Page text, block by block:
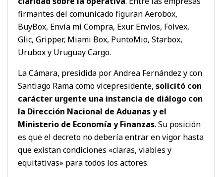
firmantes del comunicado figuran Aerobox,
BuyBox, Envía mi Compra, Exur Envíos, Folvex,
Glic, Gripper, Miami Box, PuntoMio, Starbox,
Urubox y Uruguay Cargo.
La Cámara, presidida por Andrea Fernández y con
Santiago Rama como vicepresidente, solicitó con
carácter urgente una instancia de diálogo con
la Dirección Nacional de Aduanas y el
Ministerio de Economía y Finanzas. Su posición
es que el decreto no debería entrar en vigor hasta
que existan condiciones «claras, viables y
equitativas» para todos los actores.